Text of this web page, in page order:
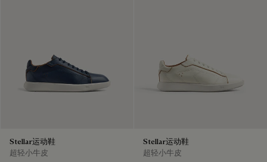
Stellar运动鞋
超轻小牛皮
Stellar运动鞋
超轻小牛皮